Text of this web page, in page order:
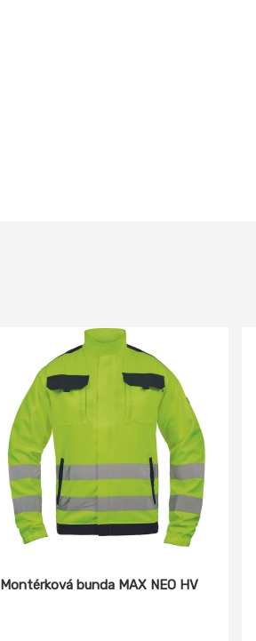
Montérková bunda MAX NEO HV